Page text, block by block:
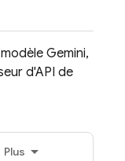
Gemini,
d'API de
Plus